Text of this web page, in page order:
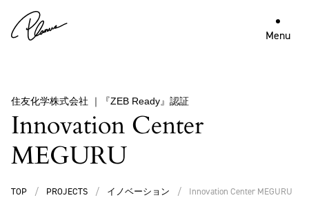
Menu
住友化学株式会社 ｜『ZEB Ready』認証
Innovation Center
MEGURU
TOP / PROJECTS / イノベーション / Innovation Center MEGURU